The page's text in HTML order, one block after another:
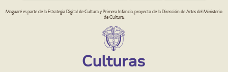
Maguaré es parte de la Estrategia Digital de Cultura y Primera Infancia, proyecto de la Dirección de Artes del Ministerio
de Cultura.